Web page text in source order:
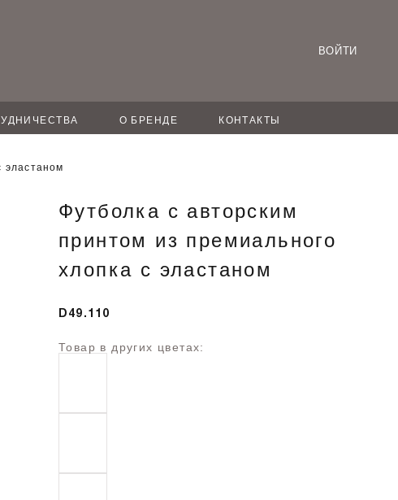
ВОЙТИ
О БРЕНДЕ КОНТАКТЫ
эластаном
Футболка с авторским
принтом из премиального
хлопка с эластаном
D49.110
Товар в других цветах: